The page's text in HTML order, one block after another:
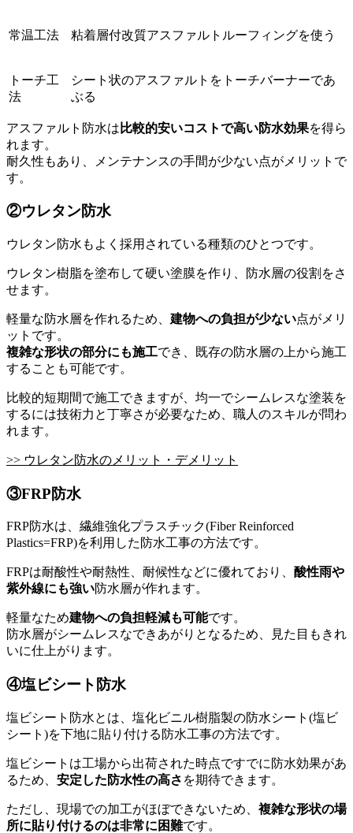
常温工法 粘着層付改質アスファルトルーフィングを使う
トーチ工
法
シート状のアスファルトをトーチバーナーであ
ぶる
アスファルト防水は 比較的安いコストで高い防水効果を得ら
れます。
耐久性もあり、メンテナンスの手間が少ない点がメリットで
す。
②ウレタン防水
ウレタン防水もよく採用されている種類のひとつです。
ウレタン樹脂を塗布して硬い塗膜を作り、防水層の役割をさ
せます。
軽量な防水層を作れるため、 建物への負担が少ない点がメリ
ットです。
複雑な形状の部分にも施工でき、既存の防水層の上から施工
することも可能です。
比較的短期間で施工できますが、均一でシームレスな塗装を
するには技術力と丁寧さが必要なため、職人のスキルが問わ
れます。
>> ウレタン防水のメリット・デメリット
③FRP防水
FRP防水は、繊維強化プラスチック(Fiber Reinforced
Plastics=FRP)を利用した防水工事の方法です。
FRPは耐酸性や耐熱性、耐候性などに優れており、 酸性雨や
紫外線にも強い防水層が作れます。
軽量なため建物への負担軽減も可能です。
防水層がシームレスなできあがりとなるため、見た目もきれ
いに仕上がります。
④塩ビシート防水
塩ビシート防水とは、塩化ビニル樹脂製の防水シート(塩ビ
シート)を下地に貼り付ける防水工事の方法です。
塩ビシートは工場から出荷された時点ですでに防水効果があ
るため、 安定した防水性の高さ を期待できます。
ただし、現場での加工がほぼできないため、 複雑な形状の場
所に貼り付けるのは非常に困難です。